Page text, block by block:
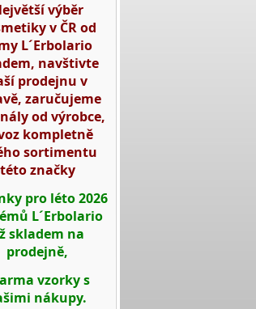
výběr
v ČR od
L´Erbolario
navštivte
prodejnu v
zaručujeme
od výrobce,
kompletně
sortimentu
této značky
pro léto 2026
L´Erbolario
skladem na
prodejně,
vzorky s
nákupy.